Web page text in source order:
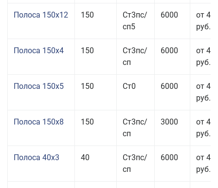
Полоса 150x12 150
Ст3пс/
сп5
6000
от 45
руб.
Полоса 150x4 150
Ст3пс/
сп
6000
от 46
руб.
Полоса 150x5 150 Ст0 6000
от 46
руб.
Полоса 150x8 150
Ст3пс/
сп
3000
от 42
руб.
Полоса 40x3 40
Ст3пс/
сп
6000
от 46
руб.